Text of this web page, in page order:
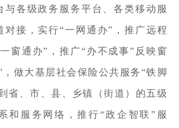
与各级政务服务平台、各类移动服
对接，实行“一网通办”，推广远程
窗通办”，推广“办不成事”反映窗
，做大基层社会保险公共服务“铁脚
省、市、县、乡镇（街道）的五级
和服务网络，推行“政企智联”服